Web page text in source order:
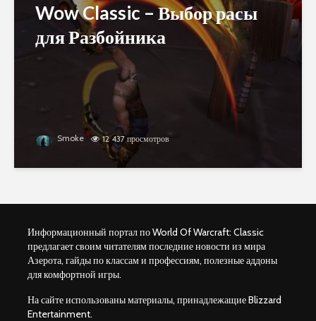
Wow Classic – Выбор расы
для Разбойника
Smoke 12 437 просмотров
Информационный портал по World Of Warcraft: Classic
предлагает своим читателям последние новости из мира
Азерота, гайды по классам и профессиям, полезные аддоны
для комфортной игры.
На сайте использованы материалы, принадлежащие Blizzard
Entertainment.